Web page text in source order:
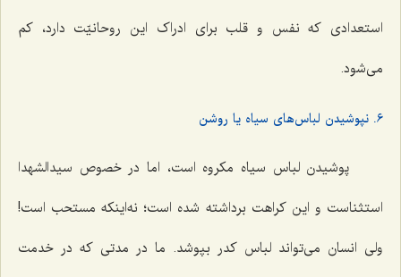
استعدادی که نفس و قلب برای ادراک این روحانیّت دارد، کم
می‌شود.
6. نپوشیدن لباس‌های سیاه یا روشن
پوشیدن لباس سیاه مکروه است، اما در خصوص سیدالشهدا
استثناست و این کراهت برداشته شده است؛ نه‌اینکه مستحب است!
ولی انسان می‌تواند لباس کدر بپوشد. ما در مدتی که در خدمت